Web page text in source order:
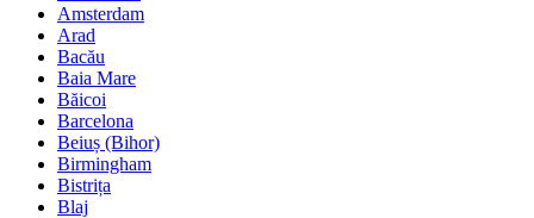
Amsterdam
Arad
Bacău
Baia Mare
Băicoi
Barcelona
Beiuș (Bihor)
Birmingham
Bistrița
Blaj